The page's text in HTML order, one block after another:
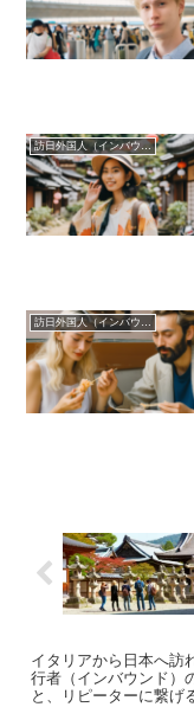
訪日外国人（インバウンド）
イタリアから日本へ訪
行者（インバウンド）
と、リピーターに繋げ